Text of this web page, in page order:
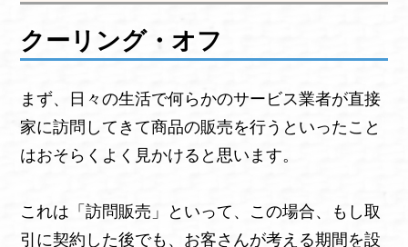
クーリング・オフ
まず、日々の生活で何らかのサービス業者が直接
家に訪問してきて商品の販売を行うといったこと
はおそらくよく見かけると思います。
これは「訪問販売」といって、この場合、もし取
引に契約した後でも、お客さんが考える期間を設